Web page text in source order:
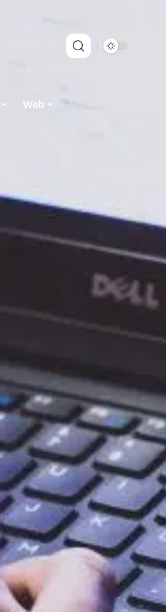
Web